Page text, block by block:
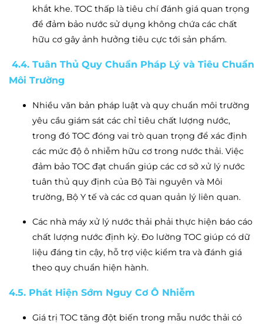
khắt khe. TOC thấp là tiêu chí đánh giá quan trọng
để đảm bảo nước sử dụng không chứa các chất
hữu cơ gây ảnh hưởng tiêu cực tới sản phẩm.
4.4. Tuân Thủ Quy Chuẩn Pháp Lý và Tiêu Chuẩn
Môi Trường
Nhiều văn bản pháp luật và quy chuẩn môi trường
yêu cầu giám sát các chỉ tiêu chất lượng nước,
trong đó TOC đóng vai trò quan trọng để xác định
các mức độ ô nhiễm hữu cơ trong nước thải. Việc
đảm bảo TOC đạt chuẩn giúp các cơ sở xử lý nước
tuân thủ quy định của Bộ Tài nguyên và Môi
trường, Bộ Y tế và các cơ quan quản lý liên quan.
Các nhà máy xử lý nước thải phải thực hiện báo cáo
chất lượng nước định kỳ. Đo lường TOC giúp có dữ
liệu đáng tin cậy, hỗ trợ việc kiểm tra và đánh giá
theo quy chuẩn hiện hành.
4.5. Phát Hiện Sớm Nguy Cơ Ô Nhiễm
Giá trị TOC tăng đột biến trong mẫu nước thải có